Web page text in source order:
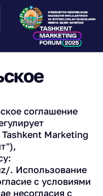
соглашение
Tashkent Marketing
. Использование
с условиями
несогласия с